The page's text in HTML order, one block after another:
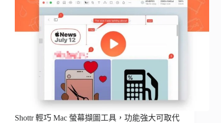
Shottr 輕巧 Mac 螢幕擷圖工具，功能強大可取代